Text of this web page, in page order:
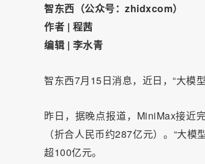
智东西（公众号：zhidxcom）
作者 | 程茜
编辑 | 李水青
智东西7月15日消息，近日，“大模
昨日，据晚点报道，MiniMax接近
（折合人民币约287亿元）。“大
超100亿元。